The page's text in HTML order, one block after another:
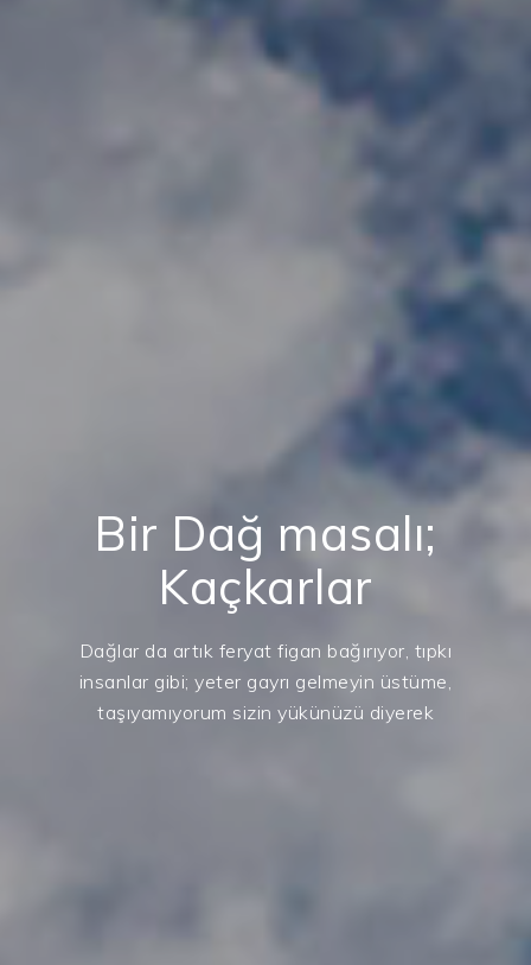
Bir Dağ masalı;
Kaçkarlar
Dağlar da artık feryat figan bağırıyor, tıpkı
insanlar gibi; yeter gayrı gelmeyin üstüme,
taşıyamıyorum sizin yükünüzü diyerek